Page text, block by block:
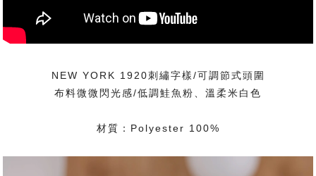
NEW YORK 1920刺繡字樣/可調節式頭圍
布料微微閃光感/低調鮭魚粉、溫柔米白色
材質：Polyester 100%